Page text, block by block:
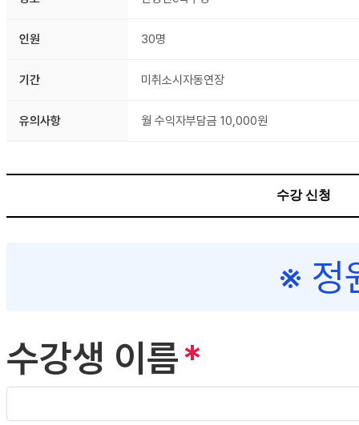
인원 30명
기간 미취소시자동연장
유의사항 월 수익자부담금 10,000원
수강 신청
※ 정
수강생 이름